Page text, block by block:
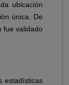
ubicación
única. De
fue validado
estadísticas